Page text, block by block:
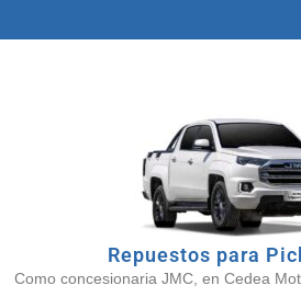
Repuestos para
Como concesionaria JMC, en Cedea